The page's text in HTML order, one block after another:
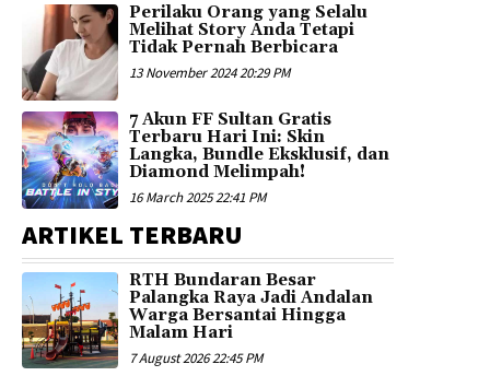
Perilaku Orang yang Selalu
Melihat Story Anda Tetapi
Tidak Pernah Berbicara
13 November 2024 20:29 PM
7 Akun FF Sultan Gratis
Terbaru Hari Ini: Skin
Langka, Bundle Eksklusif, dan
Diamond Melimpah!
16 March 2025 22:41 PM
ARTIKEL TERBARU
RTH Bundaran Besar
Palangka Raya Jadi Andalan
Warga Bersantai Hingga
Malam Hari
7 August 2026 22:45 PM